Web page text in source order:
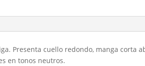
Presenta cuello redondo, manga corta
en tonos neutros.